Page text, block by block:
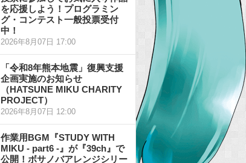
を応援しよう！プログラミン
グ・コンテスト一般投票受付
中！
2026年8月07日 17:00
「令和8年熊本地震」復興支援
企画実施のお知らせ
（HATSUNE MIKU CHARITY
PROJECT）
2026年8月07日 12:00
作業用BGM『STUDY WITH
MIKU - part6 -』が『39ch』で
公開！ボサノバアレンジシリー